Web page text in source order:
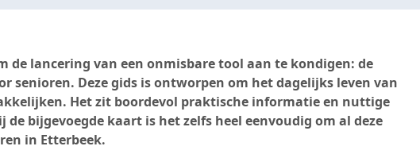
de lancering van een onmisbare tool aan te kondigen: de
senioren. Deze gids is ontworpen om het dagelijks leven van
Het zit boordevol praktische informatie en nuttige
de bijgevoegde kaart is het zelfs heel eenvoudig om al deze
in Etterbeek.